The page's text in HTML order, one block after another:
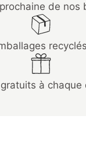
de nos
à chaque